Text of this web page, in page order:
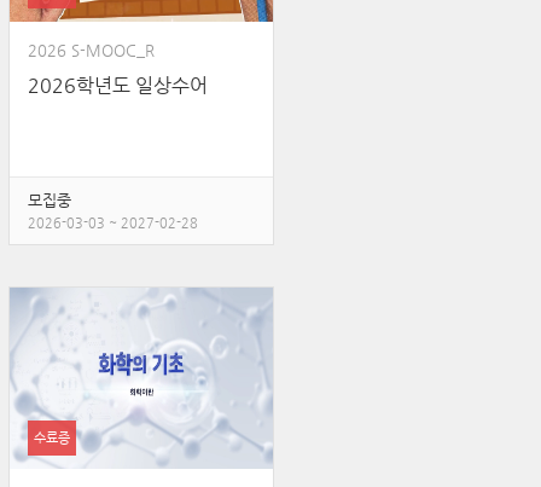
2026 S-MOOC_R
2026학년도 일상수어
모집중
2026-03-03 ~ 2027-02-28
수료증